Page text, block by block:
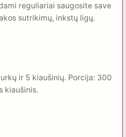
reguliariai saugosite save
sutrikimų, inkstų ligų.
ir 5 kiaušinių. Porcija: 300
kiaušinis.